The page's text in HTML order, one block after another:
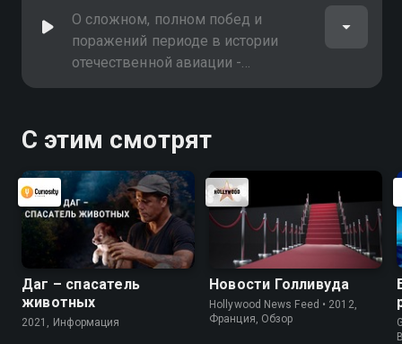
О сложном, полном побед и
поражений периоде в истории
отечественной авиации -
расскажет четвёртый фильм
С этим смотрят
Даг – спасатель
животных
2021, Информация
Новости Голливуда
Hollywood News Feed • 2012,
Франция, Обзор